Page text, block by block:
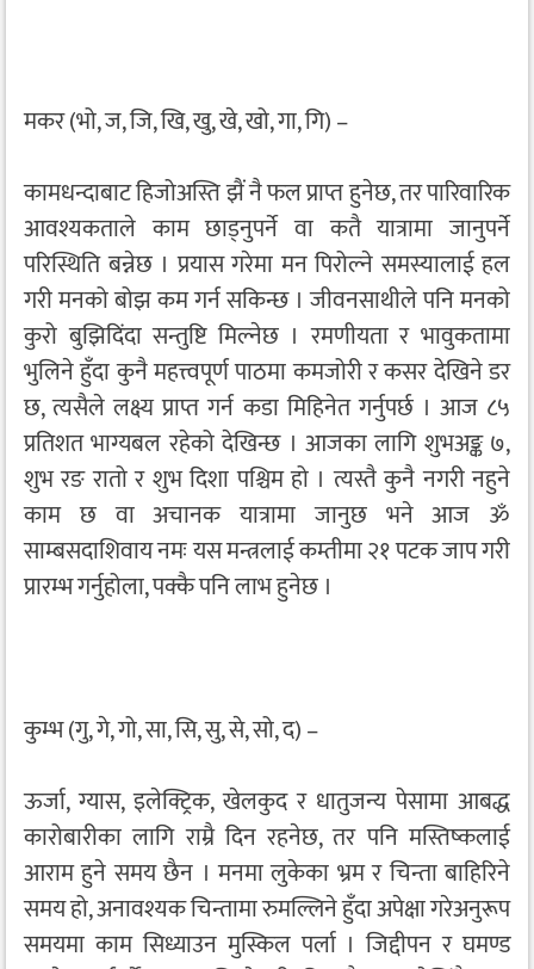
मकर (भो, ज, जि, खि, खु, खे, खो, गा, गि) –
कामधन्दाबाट हिजोअस्ति झैं नै फल प्राप्त हुनेछ, तर पारिवारिक
आवश्यकताले काम छाड्नुपर्ने वा कतै यात्रामा जानुपर्ने
परिस्थिति बन्नेछ । प्रयास गरेमा मन पिरोल्ने समस्यालाई हल
गरी मनको बोझ कम गर्न सकिन्छ । जीवनसाथीले पनि मनको
कुरो बुझिदिंदा सन्तुष्टि मिल्नेछ । रमणीयता र भावुकतामा
भुलिने हुँदा कुनै महत्त्वपूर्ण पाठमा कमजोरी र कसर देखिने डर
छ, त्यसैले लक्ष्य प्राप्त गर्न कडा मिहिनेत गर्नुपर्छ । आज ८५
प्रतिशत भाग्यबल रहेको देखिन्छ । आजका लागि शुभअङ्क ७,
शुभ रङ रातो र शुभ दिशा पश्चिम हो । त्यस्तै कुनै नगरी नहुने
काम छ वा अचानक यात्रामा जानुछ भने आज ॐ
साम्बसदाशिवाय नमः यस मन्त्रलाई कम्तीमा २१ पटक जाप गरी
प्रारम्भ गर्नुहोला, पक्कै पनि लाभ हुनेछ ।
कुम्भ (गु, गे, गो, सा, सि, सु, से, सो, द) –
ऊर्जा, ग्यास, इलेक्ट्रिक, खेलकुद र धातुजन्य पेसामा आबद्ध
कारोबारीका लागि राम्रै दिन रहनेछ, तर पनि मस्तिष्कलाई
आराम हुने समय छैन । मनमा लुकेका भ्रम र चिन्ता बाहिरिने
समय हो, अनावश्यक चिन्तामा रुमल्लिने हुँदा अपेक्षा गरेअनुरूप
समयमा काम सिध्याउन मुस्किल पर्ला । जिद्दीपन र घमण्ड